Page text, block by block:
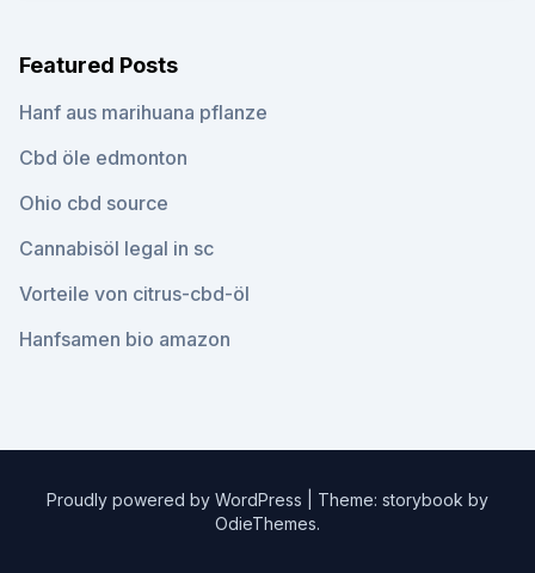
Featured Posts
Hanf aus marihuana pflanze
Cbd öle edmonton
Ohio cbd source
Cannabisöl legal in sc
Vorteile von citrus-cbd-öl
Hanfsamen bio amazon
Proudly powered by WordPress
Theme: storybook by
OdieThemes.